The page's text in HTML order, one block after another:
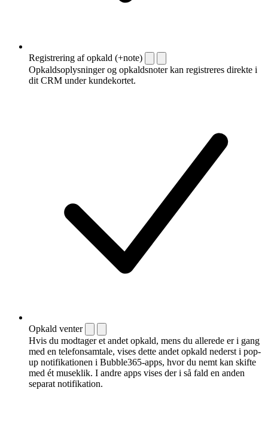
Registrering af opkald (+note)
Opkaldsoplysninger og opkaldsnoter kan registreres direkte i
dit CRM under kundekortet.
Opkald venter
Hvis du modtager et andet opkald, mens du allerede er i gang
med en telefonsamtale, vises dette andet opkald nederst i pop-
up notifikationen i Bubble365-apps, hvor du nemt kan skifte
med ét museklik. I andre apps vises der i så fald en anden
separat notifikation.